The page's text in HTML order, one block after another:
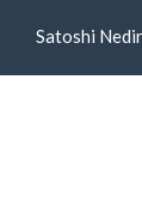
Satoshi Nedir